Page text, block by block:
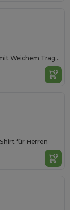
Nachhaltiger Bio-Hoodie mit Weichem Tragekomfort
für Herren